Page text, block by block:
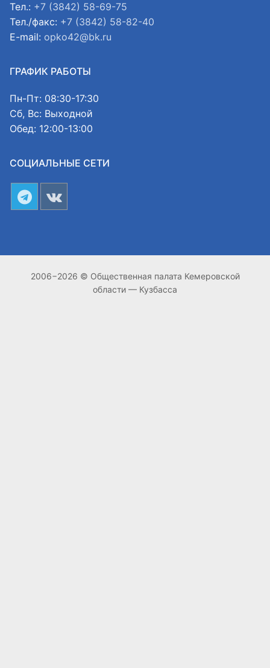
Тел.: +7 (3842) 58-69-75
Тел./факс: +7 (3842) 58-82-40
E-mail: opko42@bk.ru
ГРАФИК РАБОТЫ
Пн-Пт: 08:30-17:30
Сб, Вс: Выходной
Обед: 12:00-13:00
СОЦИАЛЬНЫЕ СЕТИ
2006−2026 © Общественная палата Кемеровской
области — Кузбасса